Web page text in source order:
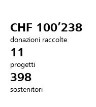
Collegarsi
CHF 100’238
donazioni raccolte
11
progetti
398
sostenitori